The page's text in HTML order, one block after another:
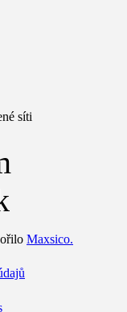
síti
Maxsico.